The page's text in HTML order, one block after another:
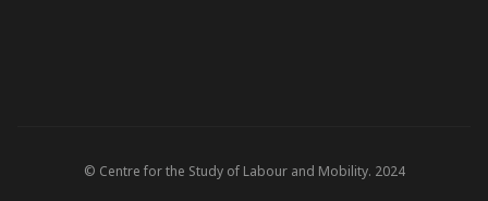
© Centre for the Study of Labour and Mobility. 2024